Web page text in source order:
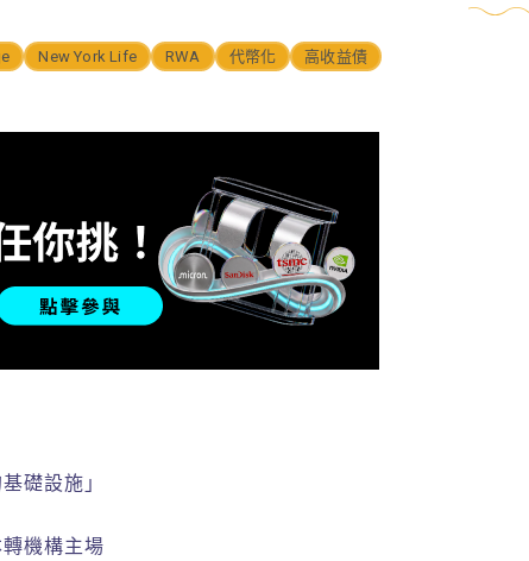
New York Life RWA 代幣化 高收益債
礎設施」
機構主場